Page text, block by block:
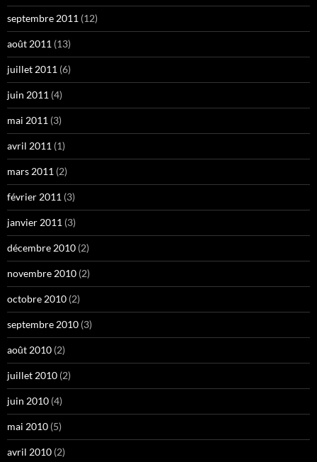
septembre 2011 (12)
août 2011 (13)
juillet 2011 (6)
juin 2011 (4)
mai 2011 (3)
avril 2011 (1)
mars 2011 (2)
février 2011 (3)
janvier 2011 (3)
décembre 2010 (2)
novembre 2010 (2)
octobre 2010 (2)
septembre 2010 (3)
août 2010 (2)
juillet 2010 (2)
juin 2010 (4)
mai 2010 (5)
avril 2010 (2)